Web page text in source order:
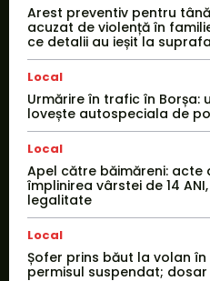
Arest preventiv pentru
acuzat de violență în
ce detalii au ieșit la
Local
Urmărire în trafic în Borșa:
lovește autospeciala de
Local
Apel către băimăreni:
împlinirea vârstei de 14
legalitate
Local
Șofer prins băut la volan
permisul suspendat;